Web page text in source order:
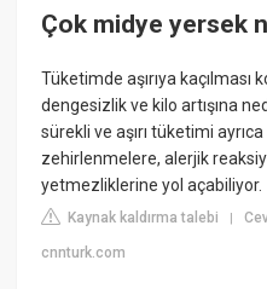
Çok midye yersek
Tüketimde aşırıya kaçılması
dengesizlik ve kilo artışına
sürekli ve aşırı tüketimi
zehirlenmelere, alerjik
yetmezliklerine yol açabiliyor.
Kaynak kaldırma talebi |
cnnturk.com